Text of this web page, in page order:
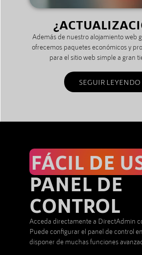
Además de nuestro alojamiento web
ofrecemos paquetes económicos y
para el sitio web simple a gran
SEGUIR LEYENDO
FÁCIL DE
PANEL DE
CONTROL
Acceda directamente a DirectAdmin
Puede configurar el panel de control
disponer de muchas funciones